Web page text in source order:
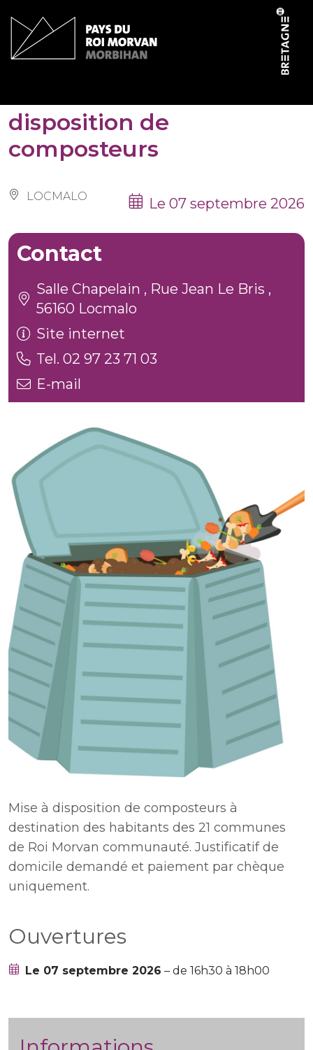
disposition de
composteurs
LOCMALO Le 07 septembre 2026
Mise à disposition de composteurs à
destination des habitants des 21 communes
de Roi Morvan communauté. Justificatif de
domicile demandé et paiement par chèque
uniquement.
Ouvertures
Le 07 septembre 2026 – de 16h30 à 18h00
Contact
Salle Chapelain , Rue Jean Le Bris ,
56160 Locmalo
Site internet
Tel. 02 97 23 71 03
E-mail